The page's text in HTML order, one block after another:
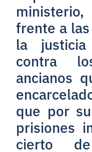
frente a
la
contra
ancianos
que por
prisiones
cierto